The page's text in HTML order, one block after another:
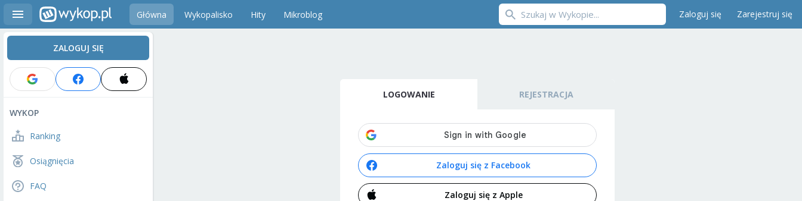
Główna Wykopalisko Hity Mikroblog Zaloguj się Zarejestruj się
ZALOGUJ SIĘ
WYKOP
Ranking
Osiągnięcia
FAQ
LOGOWANIE REJESTRACJA
Zaloguj się z Facebook
Zaloguj się z Apple